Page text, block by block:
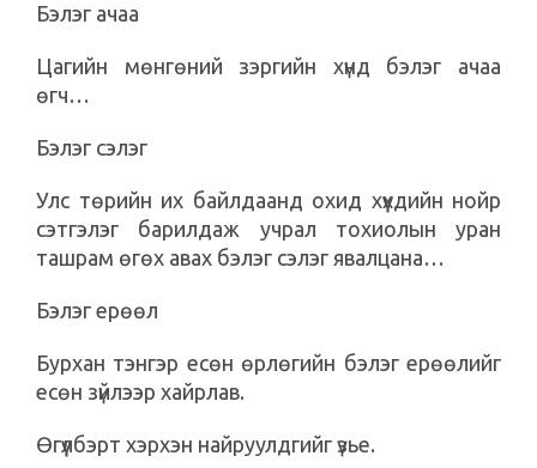
Бэлэг ачаа
Цагийн мөнгөний зэргийн хүнд бэлэг ачаа
өгч…
Бэлэг сэлэг
Улс төрийн их байлдаанд охид хүүхдийн нойр
сэтгэлэг барилдаж учрал тохиолын уран
ташрам өгөх авах бэлэг сэлэг явалцана…
Бэлэг ерөөл
Бурхан тэнгэр есөн өрлөгийн бэлэг ерөөлийг
есөн зүйлээр хайрлав.
Өгүүлбэрт хэрхэн найруулдгийг үзье.